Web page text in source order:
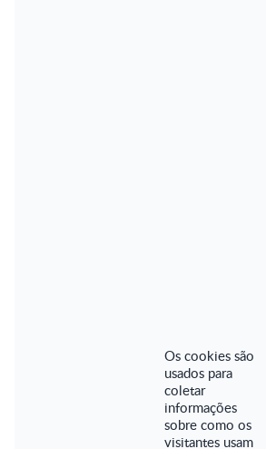
Os cookies são
usados para
coletar
informações
sobre como os
visitantes usam